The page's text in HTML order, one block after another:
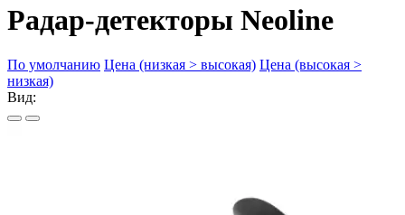
Радар-детекторы Neoline
По умолчанию Цена (низкая > высокая) Цена (высокая >
низкая)
Вид: